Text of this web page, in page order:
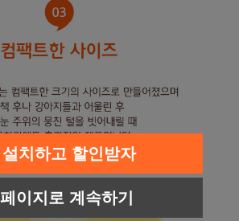
치하고 할인받자
이지로 계속하기